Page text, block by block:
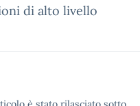
di alto livello